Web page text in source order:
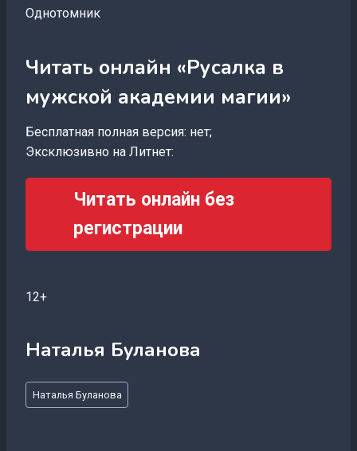
Однотомник
Читать онлайн «Русалка в
мужской академии магии»
Бесплатная полная версия: нет;
Эксклюзивно на Литнет:
Читать онлайн без
регистрации
12+
Наталья Буланова
Метки
записи:
Наталья Буланова